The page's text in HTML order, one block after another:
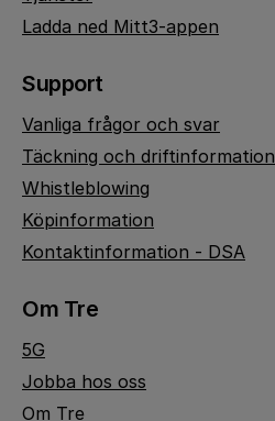
Ladda ned Mitt3-appen
Support
Vanliga frågor och svar
Täckning och driftinformation
Whistleblowing
Köpinformation
Kontaktinformation - DSA
Om Tre
5G
Jobba hos oss
Om Tre